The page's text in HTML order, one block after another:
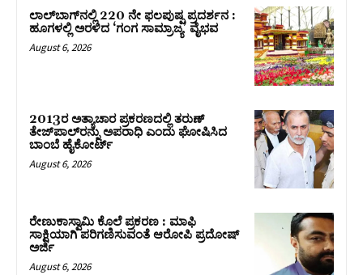
ಲಾಲ್‍ಬಾಗ್‍ನಲ್ಲಿ 220 ನೇ ಫಲಪುಷ್ಪ ಪ್ರದರ್ಶನ :
ಹೂಗಳಲ್ಲಿ ಅರಳಿದ ‘ಗಂಗ ಸಾಮ್ರಾಜ್ಯ’ ವೈಭವ
August 6, 2026
2013ರ ಅತ್ಯಾಚಾರ ಪ್ರಕರಣದಲ್ಲಿ ತರುಣ್
ತೇಜ್‌ಪಾಲ್‌ರನ್ನು ಅಪರಾಧಿ ಎಂದು ಘೋಷಿಸಿದ
ಬಾಂಬೆ ಹೈಕೋರ್ಟ್
August 6, 2026
ರೇಣುಕಾಸ್ವಾಮಿ ಕೊಲೆ ಪ್ರಕರಣ : ಮಾಫಿ
ಸಾಕ್ಷಿಯಾಗಿ ಪರಿಗಣಿಸುವಂತೆ ಆರೋಪಿ ಪ್ರದೋಷ್‌
ಅರ್ಜಿ
August 6, 2026